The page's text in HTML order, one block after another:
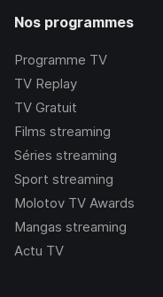
Nos programmes
Programme TV
TV Replay
TV Gratuit
Films streaming
Séries streaming
Sport streaming
Molotov TV Awards
Mangas streaming
Actu TV